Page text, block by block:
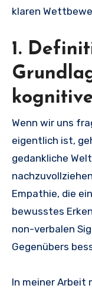
klaren
1.
Wenn wir uns
eigentlich ist,
gedankliche
Empathie, die
bewusstes
non-verbalen
Gegenübers
In meiner Arbeit